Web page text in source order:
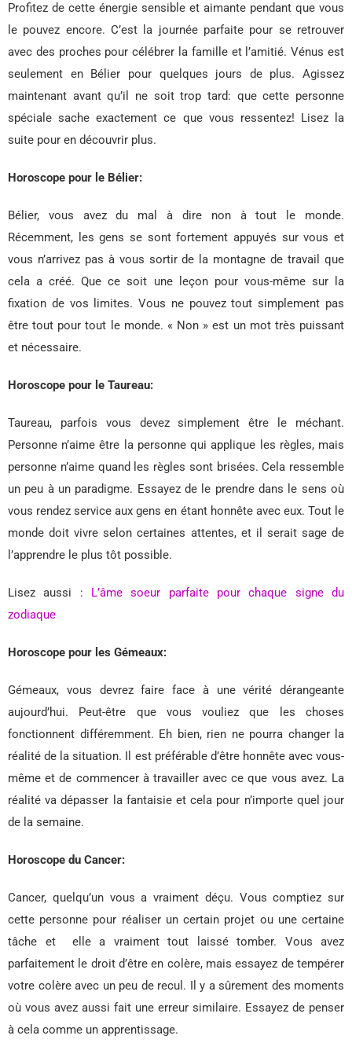
Profitez de cette énergie sensible et aimante pendant que vous
le pouvez encore. C’est la journée parfaite pour se retrouver
avec des proches pour célébrer la famille et l’amitié. Vénus est
seulement en Bélier pour quelques jours de plus. Agissez
maintenant avant qu’il ne soit trop tard: que cette personne
spéciale sache exactement ce que vous ressentez! Lisez la
suite pour en découvrir plus.
Horoscope pour le Bélier:
Bélier, vous avez du mal à dire non à tout le monde.
Récemment, les gens se sont fortement appuyés sur vous et
vous n’arrivez pas à vous sortir de la montagne de travail que
cela a créé. Que ce soit une leçon pour vous-même sur la
fixation de vos limites. Vous ne pouvez tout simplement pas
être tout pour tout le monde. « Non » est un mot très puissant
et nécessaire.
Horoscope pour le Taureau:
Taureau, parfois vous devez simplement être le méchant.
Personne n’aime être la personne qui applique les règles, mais
personne n’aime quand les règles sont brisées. Cela ressemble
un peu à un paradigme. Essayez de le prendre dans le sens où
vous rendez service aux gens en étant honnête avec eux. Tout le
monde doit vivre selon certaines attentes, et il serait sage de
l’apprendre le plus tôt possible.
Lisez aussi :
L’âme soeur parfaite pour chaque signe du
zodiaque
Horoscope pour les Gémeaux:
Gémeaux, vous devrez faire face à une vérité dérangeante
aujourd’hui. Peut-être que vous vouliez que les choses
fonctionnent différemment. Eh bien, rien ne pourra changer la
réalité de la situation. Il est préférable d’être honnête avec vous-
même et de commencer à travailler avec ce que vous avez. La
réalité va dépasser la fantaisie et cela pour n’importe quel jour
de la semaine.
Horoscope du Cancer:
Cancer, quelqu’un vous a vraiment déçu. Vous comptiez sur
cette personne pour réaliser un certain projet ou une certaine
tâche et elle a vraiment tout laissé tomber. Vous avez
parfaitement le droit d’être en colère, mais essayez de tempérer
votre colère avec un peu de recul. Il y a sûrement des moments
où vous avez aussi fait une erreur similaire. Essayez de penser
à cela comme un apprentissage.